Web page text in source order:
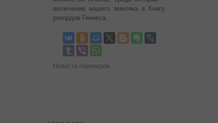
включение нашего земляка в Книгу
рекордов Гиннеса.
Новости партнеров